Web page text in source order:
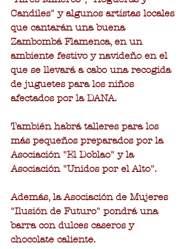
Candiles" y algunos artistas locales
que cantarán una buena
Zambombá Flamenca, en un
ambiente festivo y navideño en el
que se llevará a cabo una recogida
de juguetes para los niños
afectados por la DANA.
También habrá talleres para los
más pequeños preparados por la
Asociación "El Doblao" y la
Asociación "Unidos por el Alto".
Además, la Asociación de Mujeres
"Ilusión de Futuro" pondrá una
barra con dulces caseros y
chocolate caliente.